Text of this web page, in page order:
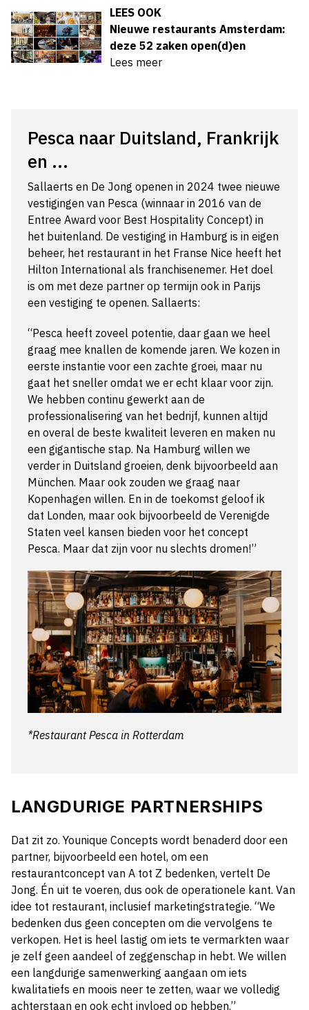
LEES OOK
Nieuwe restaurants Amsterdam:
deze 52 zaken open(d)en
Lees meer
Pesca naar Duitsland, Frankrijk
en ...
Sallaerts en De Jong openen in 2024 twee nieuwe
vestigingen van Pesca (winnaar in 2016 van de
Entree Award voor Best Hospitality Concept) in
het buitenland. De vestiging in Hamburg is in eigen
beheer, het restaurant in het Franse Nice heeft het
Hilton International als franchisenemer. Het doel
is om met deze partner op termijn ook in Parijs
een vestiging te openen. Sallaerts:
“Pesca heeft zoveel potentie, daar gaan we heel
graag mee knallen de komende jaren. We kozen in
eerste instantie voor een zachte groei, maar nu
gaat het sneller omdat we er echt klaar voor zijn.
We hebben continu gewerkt aan de
professionalisering van het bedrijf, kunnen altijd
en overal de beste kwaliteit leveren en maken nu
een gigantische stap. Na Hamburg willen we
verder in Duitsland groeien, denk bijvoorbeeld aan
München. Maar ook zouden we graag naar
Kopenhagen willen. En in de toekomst geloof ik
dat Londen, maar ook bijvoorbeeld de Verenigde
Staten veel kansen bieden voor het concept
Pesca. Maar dat zijn voor nu slechts dromen!”
*Restaurant Pesca in Rotterdam
LANGDURIGE PARTNERSHIPS
Dat zit zo. Younique Concepts wordt benaderd door een
partner, bijvoorbeeld een hotel, om een
restaurantconcept van A tot Z bedenken, vertelt De
Jong. Én uit te voeren, dus ook de operationele kant. Van
idee tot restaurant, inclusief marketingstrategie. “We
bedenken dus geen concepten om die vervolgens te
verkopen. Het is heel lastig om iets te vermarkten waar
je zelf geen aandeel of zeggenschap in hebt. We willen
een langdurige samenwerking aangaan om iets
kwalitatiefs en moois neer te zetten, waar we volledig
achterstaan en ook echt invloed op hebben.”